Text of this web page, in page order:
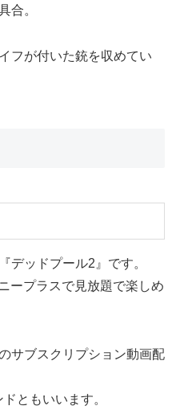
合。
フが付いた銃を収めてい
デッドプール2』です。
ープラスで見放題で楽しめ
サブスクリプション動画配
ともいいます。